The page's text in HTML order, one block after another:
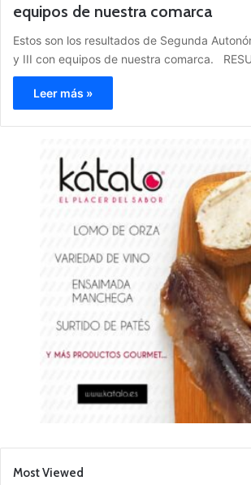
equipos de nuestra comarca
Estos son los resultados de Segunda
y III con equipos de nuestra comarca.
Leer más »
Most Viewed